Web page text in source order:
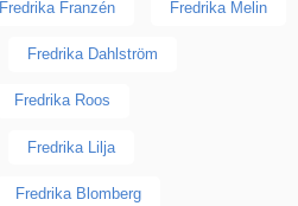
Fredrika Franzén Fredrika Melin
Fredrika Dahlström
Fredrika Roos
Fredrika Lilja
Fredrika Blomberg